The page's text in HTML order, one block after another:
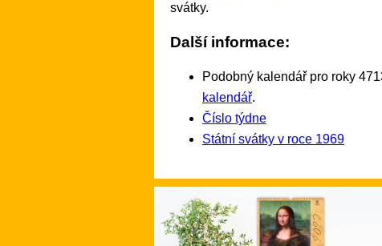
svátky.
Další informace:
Podobný kalendář pro roky
kalendář.
Číslo týdne
Státní svátky v roce 1969